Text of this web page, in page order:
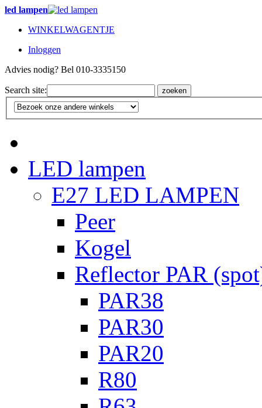
led lampen
WINKELWAGENTJE
Inloggen
Advies nodig? Bel 010-3335150
Search site: zoeken
LED lampen
E27 LED LAMPEN
Peer
Kogel
Reflector PAR
PAR38
PAR30
PAR20
R80